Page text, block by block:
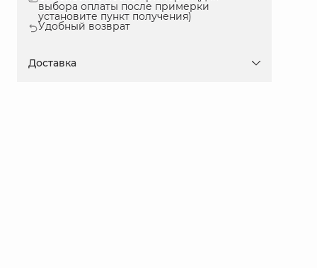
выбора оплаты после примерки
установите пункт получения)
Удобный возврат
Доставка